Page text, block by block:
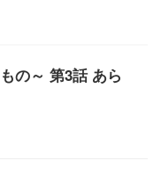
の～ 第3話 あら